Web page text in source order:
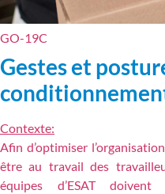
GO-19C
Gestes et
Contexte:
Afin d’optimiser
être au travail des
équipes d’ESAT